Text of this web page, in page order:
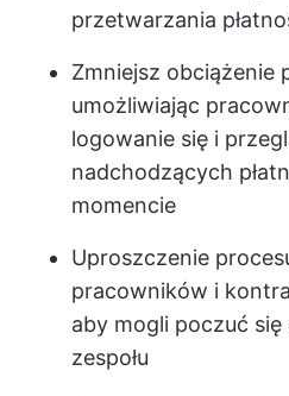
przetwarzania
Zmniejsz obciążenie
umożliwiając
logowanie się i
nadchodzących
momencie
Uproszczenie
pracowników i
aby mogli poczuć
zespołu